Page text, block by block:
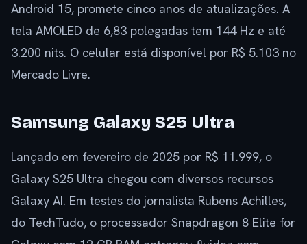
Android 15, promete cinco anos de atualizações. A
tela AMOLED de 6,83 polegadas tem 144 Hz e até
3.200 nits. O celular está disponível por R$ 5.103 no
Mercado Livre.
Samsung Galaxy S25 Ultra
Lançado em fevereiro de 2025 por R$ 11.999, o
Galaxy S25 Ultra chegou com diversos recursos
Galaxy AI. Em testes do jornalista Rubens Achilles,
do TechTudo, o processador Snapdragon 8 Elite for